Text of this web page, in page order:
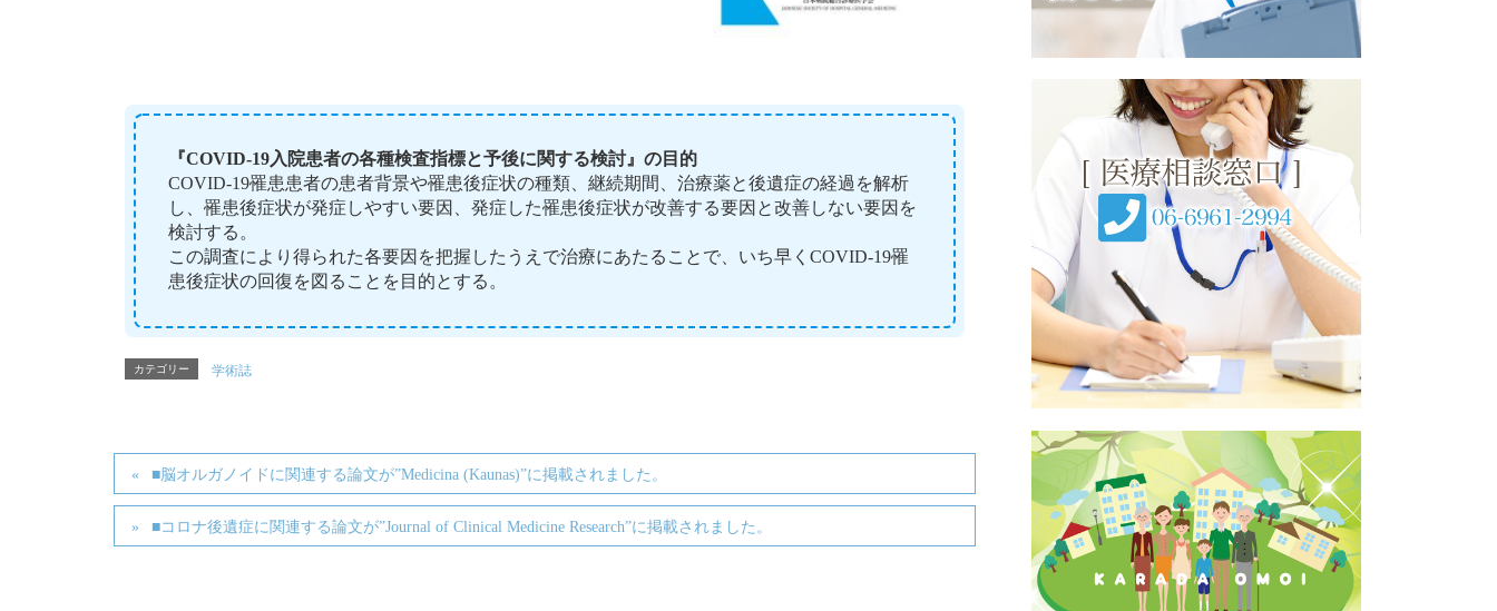
『COVID-19入院患者の各種検査指標と予後に関する検討』の目的
COVID-19罹患患者の患者背景や罹患後症状の種類、継続期間、治療薬と後遺症の経過を解析
し、罹患後症状が発症しやすい要因、発症した罹患後症状が改善する要因と改善しない要因を
検討する。
この調査により得られた各要因を把握したうえで治療にあたることで、いち早くCOVID-19罹
患後症状の回復を図ることを目的とする。
カテゴリー 学術誌
■脳オルガノイドに関連する論文が”Medicina (Kaunas)”に掲載されました。
■コロナ後遺症に関連する論文が”Journal of Clinical Medicine Research”に掲載されました。